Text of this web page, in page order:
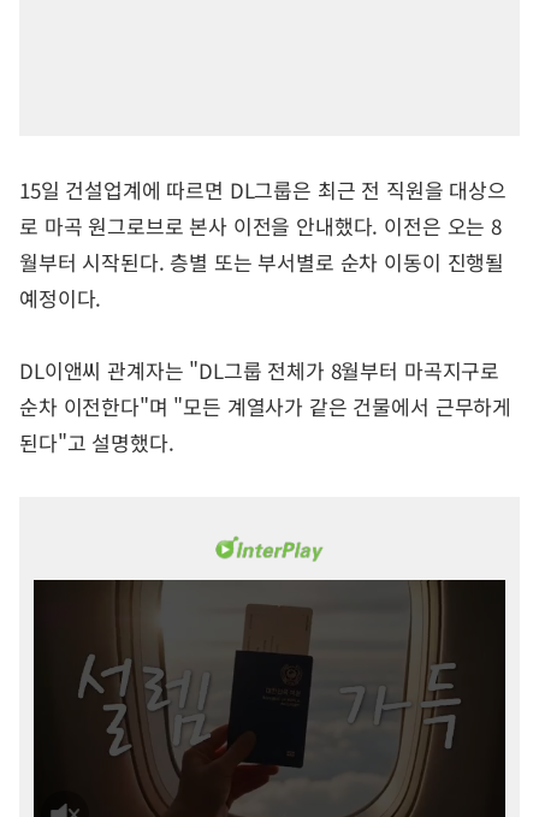
15일 건설업계에 따르면 DL그룹은 최근 전 직원을 대상으
로 마곡 원그로브로 본사 이전을 안내했다. 이전은 오는 8
월부터 시작된다. 층별 또는 부서별로 순차 이동이 진행될
예정이다.
DL이앤씨 관계자는 "DL그룹 전체가 8월부터 마곡지구로
순차 이전한다"며 "모든 계열사가 같은 건물에서 근무하게
된다"고 설명했다.